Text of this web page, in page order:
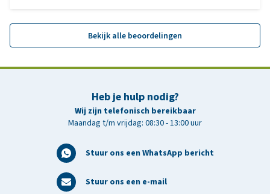
Bekijk alle beoordelingen
Heb je hulp nodig?
Wij zijn telefonisch bereikbaar
Maandag t/m vrijdag: 08:30 - 13:00 uur
Stuur ons een WhatsApp bericht
Stuur ons een e-mail